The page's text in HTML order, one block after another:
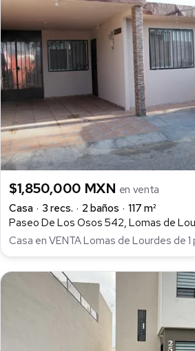
$1,850,000 MXN en venta
Casa
3 recs. 2 baños
117 m²
Paseo De Los Osos 542, Lomas de
Casa en VENTA Lomas de Lourdes de 1